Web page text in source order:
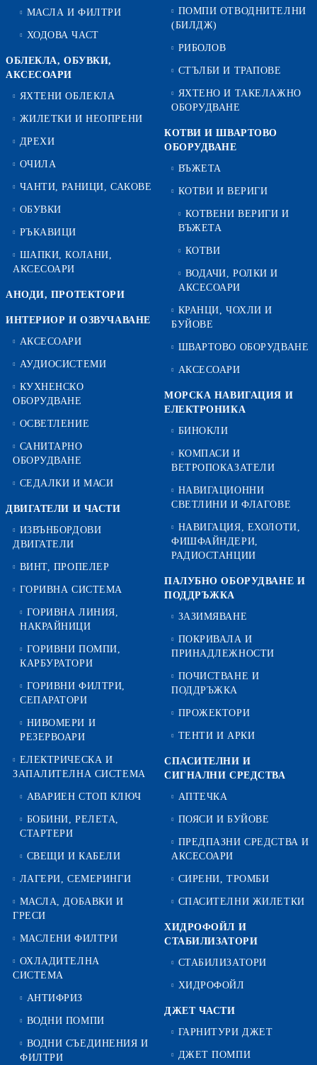
МАСЛА И ФИЛТРИ
ХОДОВА ЧАСТ
ОБЛЕКЛА, ОБУВКИ,
АКСЕСОАРИ
ЯХТЕНИ ОБЛЕКЛА
ЖИЛЕТКИ И НЕОПРЕНИ
ДРЕХИ
ОЧИЛА
ЧАНТИ, РАНИЦИ, САКОВЕ
ОБУВКИ
РЪКАВИЦИ
ШАПКИ, КОЛАНИ,
АКСЕСОАРИ
АНОДИ, ПРОТЕКТОРИ
ИНТЕРИОР И ОЗВУЧАВАНЕ
АКСЕСОАРИ
АУДИОСИСТЕМИ
КУХНЕНСКО
ОБОРУДВАНЕ
ОСВЕТЛЕНИЕ
САНИТАРНО
ОБОРУДВАНЕ
СЕДАЛКИ И МАСИ
ДВИГАТЕЛИ И ЧАСТИ
ИЗВЪНБОРДОВИ
ДВИГАТЕЛИ
ВИНТ, ПРОПЕЛЕР
ГОРИВНА СИСТЕМА
ГОРИВНА ЛИНИЯ,
НАКРАЙНИЦИ
ГОРИВНИ ПОМПИ,
КАРБУРАТОРИ
ГОРИВНИ ФИЛТРИ,
СЕПАРАТОРИ
НИВОМЕРИ И
РЕЗЕРВОАРИ
ЕЛЕКТРИЧЕСКА И
ЗАПАЛИТЕЛНА СИСТЕМА
АВАРИЕН СТОП КЛЮЧ
БОБИНИ, РЕЛЕТА,
СТАРТЕРИ
СВЕЩИ И КАБЕЛИ
ЛАГЕРИ, СЕМЕРИНГИ
МАСЛА, ДОБАВКИ И
ГРЕСИ
МАСЛЕНИ ФИЛТРИ
ОХЛАДИТЕЛНА
СИСТЕМА
АНТИФРИЗ
ВОДНИ ПОМПИ
ВОДНИ СЪЕДИНЕНИЯ И
ФИЛТРИ
ПОМПИ ОТВОДНИТЕЛНИ
(БИЛДЖ)
РИБОЛОВ
СТЪЛБИ И ТРАПОВЕ
ЯХТЕНО И ТАКЕЛАЖНО
ОБОРУДВАНЕ
КОТВИ И ШВАРТОВО
ОБОРУДВАНЕ
ВЪЖЕТА
КОТВИ И ВЕРИГИ
КОТВЕНИ ВЕРИГИ И
ВЪЖЕТА
КОТВИ
ВОДАЧИ, РОЛКИ И
АКСЕСОАРИ
КРАНЦИ, ЧОХЛИ И
БУЙОВЕ
ШВАРТОВО ОБОРУДВАНЕ
АКСЕСОАРИ
МОРСКА НАВИГАЦИЯ И
ЕЛЕКТРОНИКА
БИНОКЛИ
КОМПАСИ И
ВЕТРОПОКАЗАТЕЛИ
НАВИГАЦИОННИ
СВЕТЛИНИ И ФЛАГОВЕ
НАВИГАЦИЯ, ЕХОЛОТИ,
ФИШФАЙНДЕРИ,
РАДИОСТАНЦИИ
ПАЛУБНО ОБОРУДВАНЕ И
ПОДДРЪЖКА
ЗАЗИМЯВАНЕ
ПОКРИВАЛА И
ПРИНАДЛЕЖНОСТИ
ПОЧИСТВАНЕ И
ПОДДРЪЖКА
ПРОЖЕКТОРИ
ТЕНТИ И АРКИ
СПАСИТЕЛНИ И
СИГНАЛНИ СРЕДСТВА
АПТЕЧКА
ПОЯСИ И БУЙОВЕ
ПРЕДПАЗНИ СРЕДСТВА И
АКСЕСОАРИ
СИРЕНИ, ТРОМБИ
СПАСИТЕЛНИ ЖИЛЕТКИ
ХИДРОФОЙЛ И
СТАБИЛИЗАТОРИ
СТАБИЛИЗАТОРИ
ХИДРОФОЙЛ
ДЖЕТ ЧАСТИ
ГАРНИТУРИ ДЖЕТ
ДЖЕТ ПОМПИ